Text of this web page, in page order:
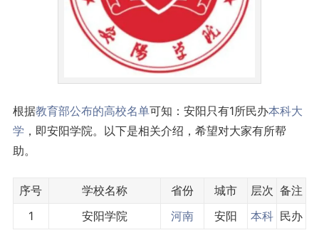
根据教育部公布的高校名单可知：安阳只有1所民办本科大
学 ，即安阳学院。以下是相关介绍，希望对大家有所帮
助。
序号 学校名称 省份 城市 层次 备注
1
安阳学院 河南 安阳 本科 民办